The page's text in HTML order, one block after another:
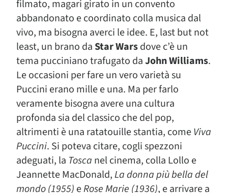
filmato, magari girato in un convento
abbandonato e coordinato colla musica dal
vivo, ma bisogna averci le idee. E, last but not
least, un brano da Star Warsdove c’è un
tema pucciniano trafugato daJohn Williams.
Le occasioni per fare un vero varietà su
Puccini erano mille e una. Ma per farlo
veramente bisogna avere una cultura
profonda sia del classico che del pop,
altrimenti è una ratatouille stantia, comeViva
Puccini. Si poteva citare, cogli spezzoni
adeguati, la Tosca nel cinema, colla Lollo e
Jeannette MacDonald,La donna più bella del
mondo (1955) eRose Marie (1936), e arrivare a